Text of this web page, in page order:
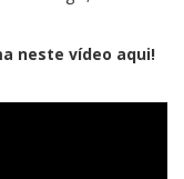
neste vídeo aqui!